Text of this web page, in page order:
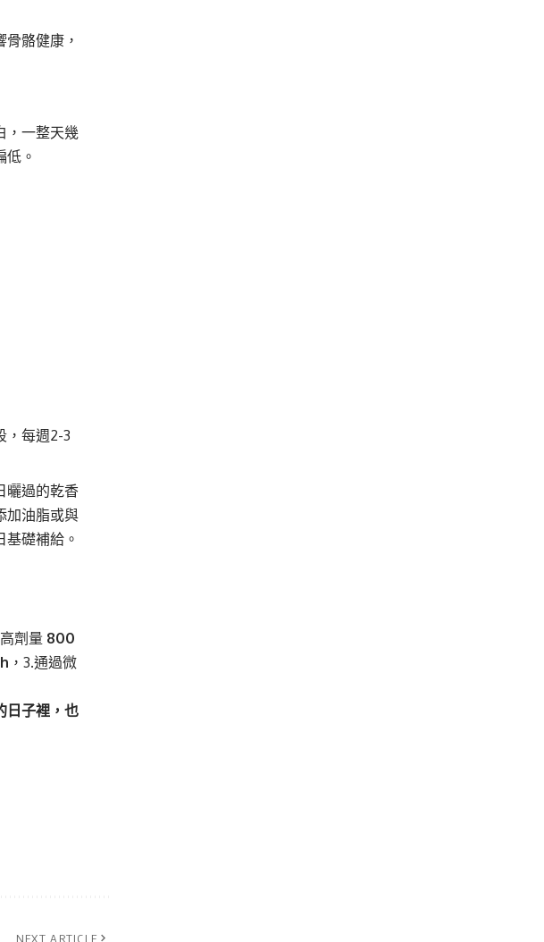
骨骼健康，
，一整天幾
。
，每週2-3
曬過的乾香
加油脂或與
礎補給。
劑量 800
，3.通過微
日子裡，也
NEXT ARTICLE